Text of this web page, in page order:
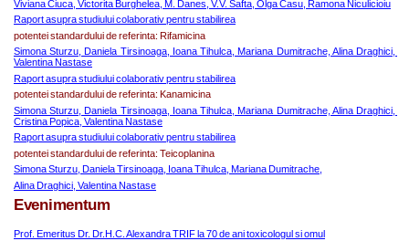
Viviana Ciuca, Victorita Burghelea, M. Danes, V.V. Safta, Olga Casu, Ramona Niculicioiu
Raport asupra studiului colaborativ pentru stabilirea
potentei standardului de referinta: Rifamicina
Simona Sturzu, Daniela Tirsinoaga, Ioana Tihulca, Mariana Dumitrache, Alina Draghici,
Valentina Nastase
Raport asupra studiului colaborativ pentru stabilirea
potentei standardului de referinta: Kanamicina
Simona Sturzu, Daniela Tirsinoaga, Ioana Tihulca, Mariana Dumitrache, Alina Draghici,
Cristina Popica, Valentina Nastase
Raport asupra studiului colaborativ pentru stabilirea
potentei standardului de referinta: Teicoplanina
Simona Sturzu, Daniela Tirsinoaga, Ioana Tihulca, Mariana Dumitrache,
Alina Draghici, Valentina Nastase
Evenimentum
Prof. Emeritus Dr. Dr.H.C. Alexandra TRIF la 70 de ani toxicologul si omul